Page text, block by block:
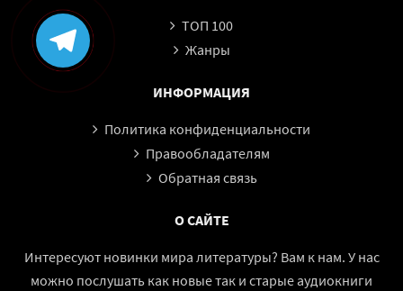
ТОП 100
Жанры
ИНФОРМАЦИЯ
Политика конфиденциальности
Правообладателям
Обратная связь
О САЙТЕ
Интересуют новинки мира литературы? Вам к нам. У нас
можно послушать как новые так и старые аудиокниги